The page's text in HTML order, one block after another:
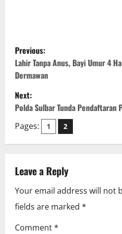
P
o
s
t
n
a
v
i
g
Previous:
Lahir Tanpa Anus, Bayi Umur 4
Dermawan
Next:
Polda Sulbar Tunda Pendaftaran
Pages: 1 2
Leave a Reply
Your email address will not
fields are marked *
Comment*